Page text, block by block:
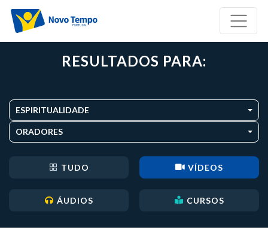
RESULTADOS PARA:
ESPIRITUALIDADE
ORADORES
TUDO VÍDEOS
ÁUDIOS CURSOS